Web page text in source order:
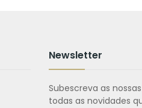
Newsletter
Subescreva as
todas as novidades